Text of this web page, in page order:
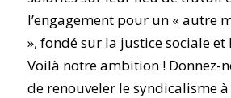
l’engagement pour un « autre
», fondé sur la justice sociale
Voilà notre ambition ! Donnez-
de renouveler le syndicalisme à